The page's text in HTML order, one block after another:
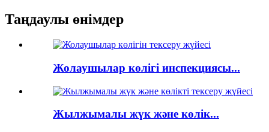
Таңдаулы өнімдер
Жолаушылар көлігі инспекциясы...
Жылжымалы жүк және көлік...